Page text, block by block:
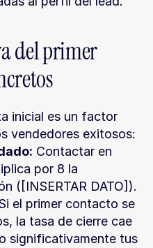
del primer
inicial es un factor
vendedores exitosos:
Contactar en
por 8 la
([INSERTAR DATO]).
el primer contacto se
la tasa de cierre cae
significativamente tus